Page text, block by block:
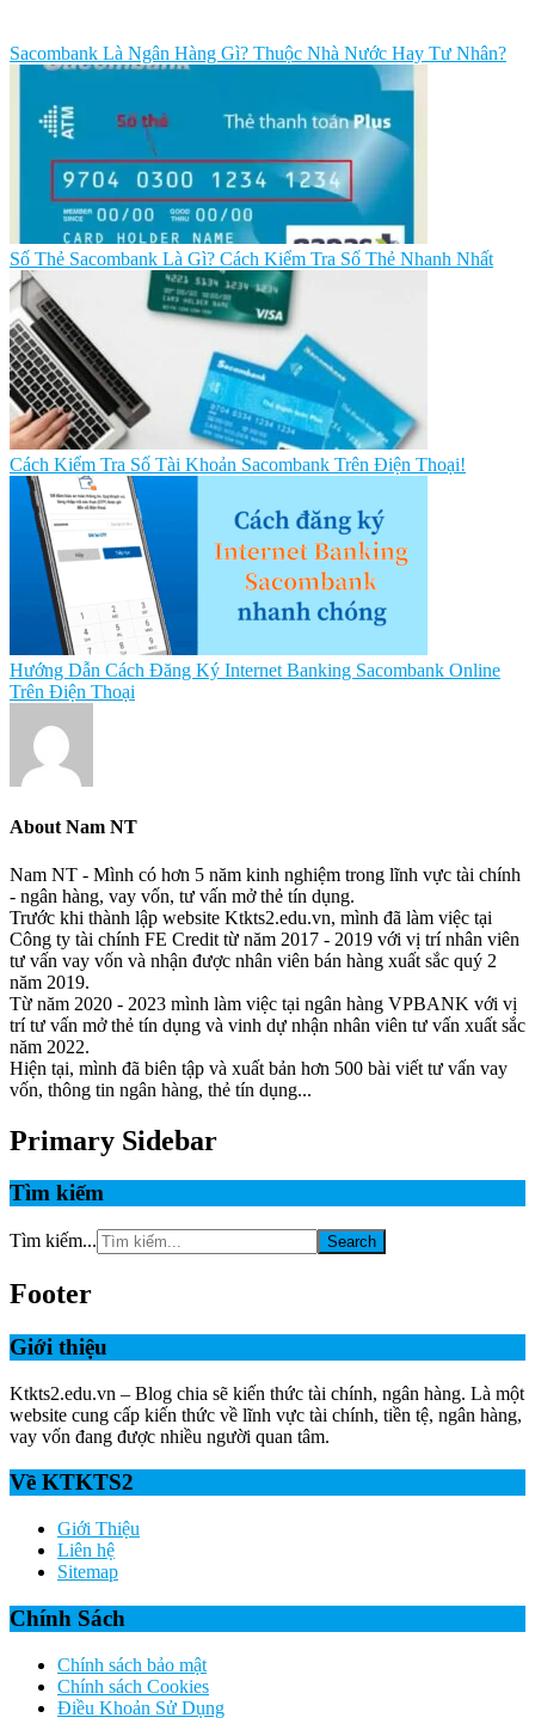
Sacombank Là Ngân Hàng Gì? Thuộc Nhà Nước Hay Tư Nhân?
Số Thẻ Sacombank Là Gì? Cách Kiểm Tra Số Thẻ Nhanh Nhất
Cách Kiểm Tra Số Tài Khoản Sacombank Trên Điện Thoại!
Hướng Dẫn Cách Đăng Ký Internet Banking Sacombank Online
Trên Điện Thoại
About Nam NT
Nam NT - Mình có hơn 5 năm kinh nghiệm trong lĩnh vực tài chính
- ngân hàng, vay vốn, tư vấn mở thẻ tín dụng.
Trước khi thành lập website Ktkts2.edu.vn, mình đã làm việc tại
Công ty tài chính FE Credit từ năm 2017 - 2019 với vị trí nhân viên
tư vấn vay vốn và nhận được nhân viên bán hàng xuất sắc quý 2
năm 2019.
Từ năm 2020 - 2023 mình làm việc tại ngân hàng VPBANK với vị
trí tư vấn mở thẻ tín dụng và vinh dự nhận nhân viên tư vấn xuất sắc
năm 2022.
Hiện tại, mình đã biên tập và xuất bản hơn 500 bài viết tư vấn vay
vốn, thông tin ngân hàng, thẻ tín dụng...
Primary Sidebar
Tìm kiếm
Tìm kiếm...
Footer
Giới thiệu
Ktkts2.edu.vn – Blog chia sẽ kiến thức tài chính, ngân hàng. Là một
website cung cấp kiến thức về lĩnh vực tài chính, tiền tệ, ngân hàng,
vay vốn đang được nhiều người quan tâm.
Về KTKTS2
Giới Thiệu
Liên hệ
Sitemap
Chính Sách
Chính sách bảo mật
Chính sách Cookies
Điều Khoản Sử Dụng